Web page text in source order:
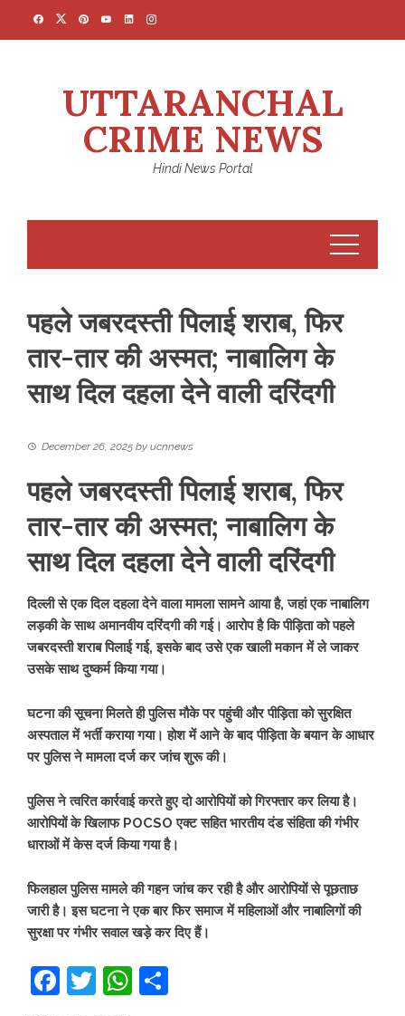
UTTARANCHAL
CRIME NEWS
Hindi News Portal
पहले जबरदस्ती पिलाई शराब, फिर
तार-तार की अस्मत; नाबालिग के
साथ दिल दहला देने वाली दरिंदगी
December 26, 2025 by ucnnews
पहले जबरदस्ती पिलाई शराब, फिर
तार-तार की अस्मत; नाबालिग के
साथ दिल दहला देने वाली दरिंदगी
दिल्ली से एक दिल दहला देने वाला मामला सामने आया है, जहां एक नाबालिग
लड़की के साथ अमानवीय दरिंदगी की गई। आरोप है कि पीड़िता को पहले
जबरदस्ती शराब पिलाई गई, इसके बाद उसे एक खाली मकान में ले जाकर
उसके साथ दुष्कर्म किया गया।
घटना की सूचना मिलते ही पुलिस मौके पर पहुंची और पीड़िता को सुरक्षित
अस्पताल में भर्ती कराया गया। होश में आने के बाद पीड़िता के बयान के आधार
पर पुलिस ने मामला दर्ज कर जांच शुरू की।
पुलिस ने त्वरित कार्रवाई करते हुए दो आरोपियों को गिरफ्तार कर लिया है।
आरोपियों के खिलाफ POCSO एक्ट सहित भारतीय दंड संहिता की गंभीर
धाराओं में केस दर्ज किया गया है।
फिलहाल पुलिस मामले की गहन जांच कर रही है और आरोपियों से पूछताछ
जारी है। इस घटना ने एक बार फिर समाज में महिलाओं और नाबालिगों की
सुरक्षा पर गंभीर सवाल खड़े कर दिए हैं।
Facebook
TwitterWhatsApp